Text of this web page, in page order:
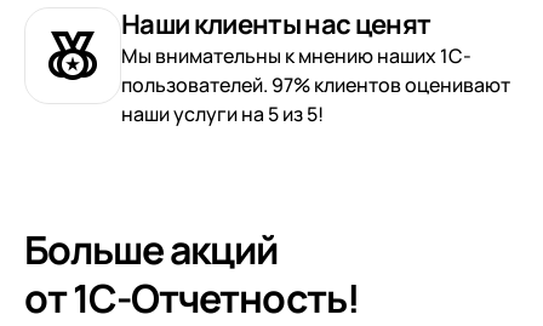
Наши клиенты нас ценят
Мы внимательны к мнению наших 1С-
пользователей. 97% клиентов оценивают
наши услуги на 5 из 5!
Больше акций
от 1С-Отчетность!